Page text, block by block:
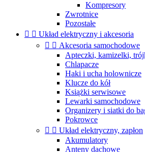
Kompresory
Zwrotnice
Pozostałe
  Układ elektryczny i akcesoria
  Akcesoria samochodowe
Apteczki, kamizelki,
Chlapacze
Haki i ucha holownicze
Klucze do kół
Książki serwisowe
Lewarki samochodowe
Organizery i siatki do
Pokrowce
  Układ elektryczny, zapłon
Akumulatory
Anteny dachowe